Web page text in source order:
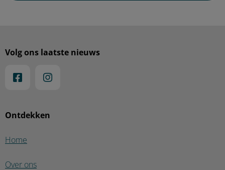
Ontdekken
Home
Over ons
Volg ons laatste nieuws